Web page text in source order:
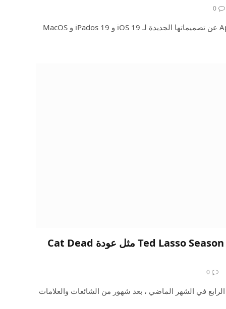
0
في الشهر المقبل ، ستكشف Apple عن تصميماتها الجديدة لـ iOS 19 و iPados 19 و MacOS
يقول بريت جولدشتاين: Ted Lasso Season 4 مثل عودة Cat Dead
0
في الشهر الماضي ، بعد شهور من الشائعات والعلامات